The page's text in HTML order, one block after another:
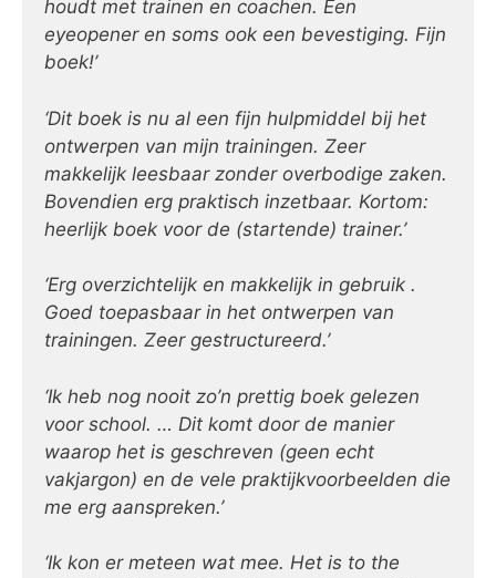
houdt met trainen en coachen. Een
eyeopener en soms ook een bevestiging. Fijn
boek!’
‘Dit boek is nu al een fijn hulpmiddel bij het
ontwerpen van mijn trainingen. Zeer
makkelijk leesbaar zonder overbodige zaken.
Bovendien erg praktisch inzetbaar. Kortom:
heerlijk boek voor de (startende) trainer.’
‘Erg overzichtelijk en makkelijk in gebruik .
Goed toepasbaar in het ontwerpen van
trainingen. Zeer gestructureerd.’
‘Ik heb nog nooit zo’n prettig boek gelezen
voor school. … Dit komt door de manier
waarop het is geschreven (geen echt
vakjargon) en de vele praktijkvoorbeelden die
me erg aanspreken.’
‘Ik kon er meteen wat mee. Het is to the